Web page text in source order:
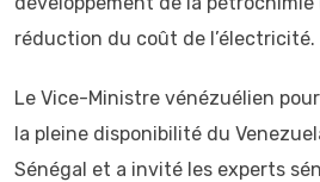
réduction du coût de l’électricité.
Le Vice-Ministre vénézuélien
la pleine disponibilité du
Sénégal et a invité les experts